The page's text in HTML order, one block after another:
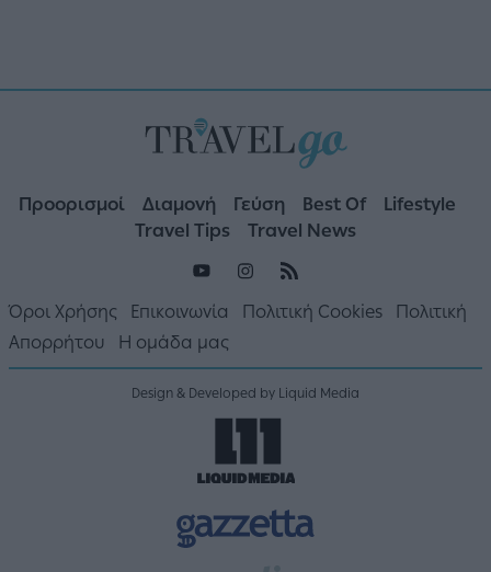
Προορισμοί Διαμονή Γεύση Best Of
Lifestyle
Travel Tips
Travel News
Όροι Χρήσης Επικοινωνία Πολιτική Cookies
Πολιτική
Απορρήτου
Η ομάδα μας
Design & Developed by Liquid Media